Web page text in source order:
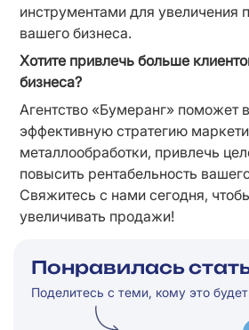
инструментами для увеличения
вашего бизнеса.
Хотите привлечь больше
бизнеса?
Агентство «Бумеранг» поможет
эффективную стратегию
металлообработки, привлечь
повысить рентабельность
Свяжитесь с нами сегодня,
увеличивать продажи!
Понравилась
Поделитесь с теми, кому это